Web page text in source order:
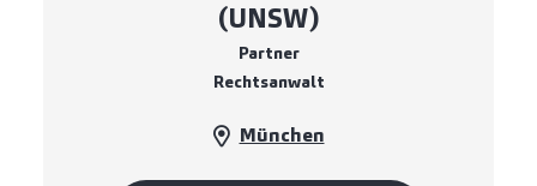
(UNSW)
Partner
Rechtsanwalt
München